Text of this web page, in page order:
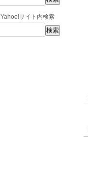
Yahoo!サイト内検索